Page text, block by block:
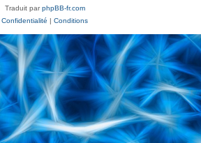
r
Traduit parphpBB-fr.com
Confidentialité | Conditions